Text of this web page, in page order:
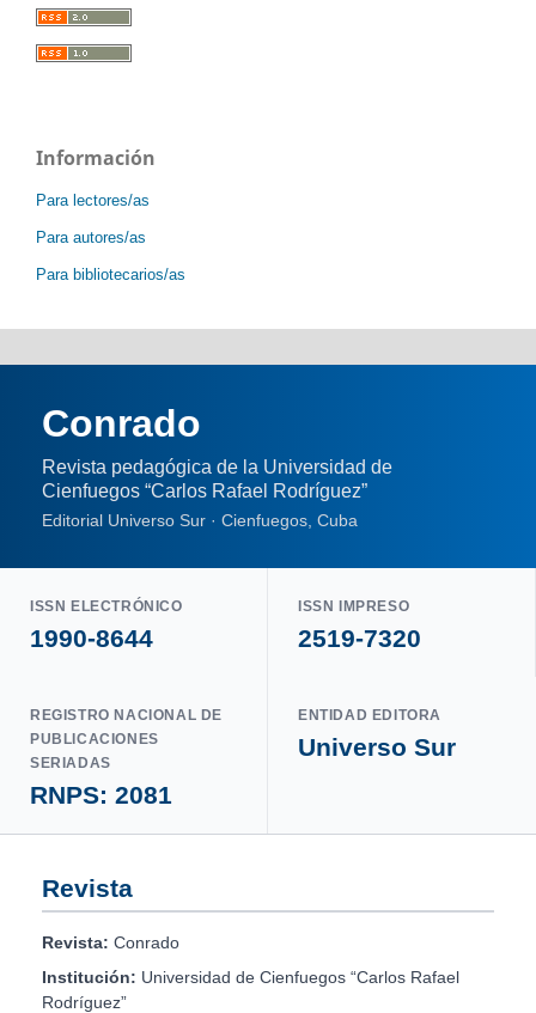
Información
Para lectores/as
Para autores/as
Para bibliotecarios/as
Conrado
Revista pedagógica de la Universidad de
Cienfuegos “Carlos Rafael Rodríguez”
Editorial Universo Sur · Cienfuegos, Cuba
ISSN ELECTRÓNICO
1990-8644
ISSN IMPRESO
2519-7320
REGISTRO NACIONAL DE
PUBLICACIONES
SERIADAS
RNPS: 2081
ENTIDAD EDITORA
Universo Sur
Revista
Revista: Conrado
Institución: Universidad de Cienfuegos “Carlos Rafael
Rodríguez”